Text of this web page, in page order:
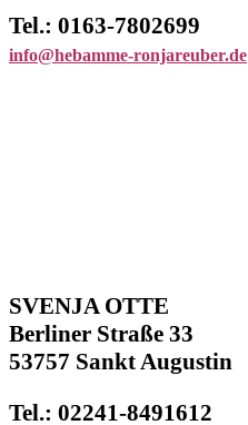
Tel.: 0163-7802699
info@hebamme-ronjareuber.de
SVENJA OTTE
Berliner Straße 33
53757 Sankt Augustin
Tel.: 02241-8491612